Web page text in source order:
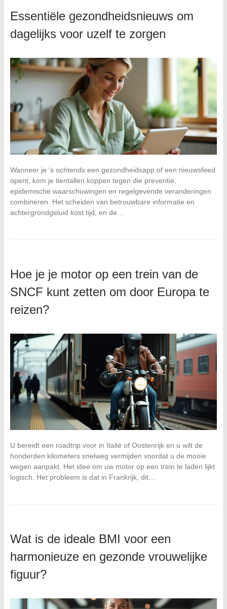
Essentiële gezondheidsnieuws om
dagelijks voor uzelf te zorgen
Wanneer je ‘s ochtends een gezondheidsapp of een nieuwsfeed
opent, kom je tientallen koppen tegen die preventie,
epidemische waarschuwingen en regelgevende veranderingen
combineren. Het scheiden van betrouwbare informatie en
achtergrondgeluid kost tijd, en de…
Hoe je je motor op een trein van de
SNCF kunt zetten om door Europa te
reizen?
U bereidt een roadtrip voor in Italië of Oostenrijk en u wilt de
honderden kilometers snelweg vermijden voordat u de mooie
wegen aanpakt. Het idee om uw motor op een trein te laden lijkt
logisch. Het probleem is dat in Frankrijk, dit…
Wat is de ideale BMI voor een
harmonieuze en gezonde vrouwelijke
figuur?